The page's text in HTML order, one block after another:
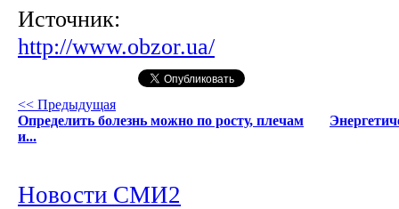
Источник:
http://www.obzor.ua/
<< Предыдущая
Определить болезнь можно по росту, плечам
и...
Новости СМИ2